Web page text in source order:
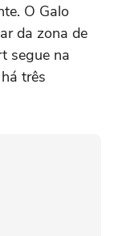
O Galo
da zona de
segue na
três